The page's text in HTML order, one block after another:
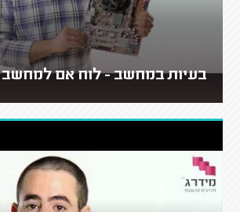
בעיות במחשב - לוח אם למחשב